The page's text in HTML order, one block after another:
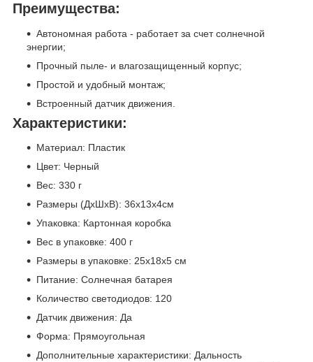
Преимущества:
Автономная работа - работает за счет солнечной
энергии;
Прочный пыле- и влагозащищенный корпус;
Простой и удобный монтаж;
Встроенный датчик движения.
Характеристики:
Материал: Пластик
Цвет: Черный
Вес: 330 г
Размеры (ДхШхВ): 36х13х4см
Упаковка: Картонная коробка
Вес в упаковке: 400 г
Размеры в упаковке: 25х18х5 см
Питание: Солнечная батарея
Количество светодиодов: 120
Датчик движения: Да
Форма: Прямоугольная
Дополнительные характеристики: Дальность